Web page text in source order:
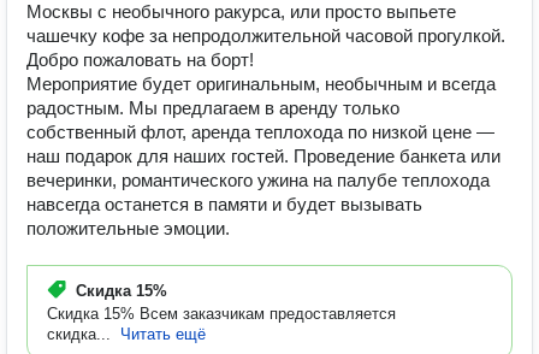
Москвы с необычного ракурса, или просто выпьете
чашечку кофе за непродолжительной часовой прогулкой.
Добро пожаловать на борт!
Мероприятие будет оригинальным, необычным и всегда
радостным. Мы предлагаем в аренду только
собственный флот, аренда теплохода по низкой цене —
наш подарок для наших гостей. Проведение банкета или
вечеринки, романтического ужина на палубе теплохода
навсегда останется в памяти и будет вызывать
положительные эмоции.
Скидка 15%
Скидка 15% Всем заказчикам предоставляется
скидка...
Читать ещё